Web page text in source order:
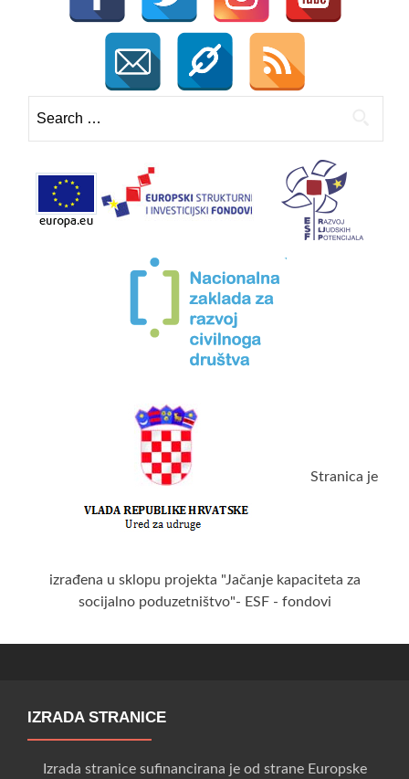
for:
Stranica je
izrađena u sklopu projekta "Jačanje kapaciteta za
socijalno poduzetništvo"- ESF - fondovi
IZRADA STRANICE
Izrada stranice sufinancirana je od strane Europske